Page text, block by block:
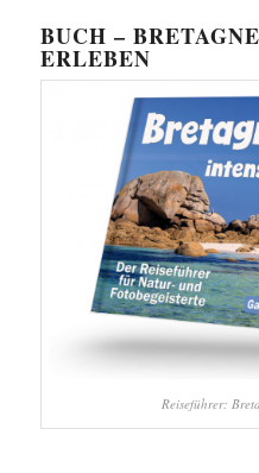
BUCH –
ERLEBEN
Reiseführer: